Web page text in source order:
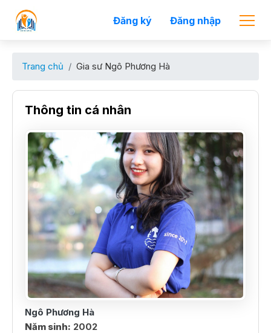
Đăng ký Đăng nhập
Trang chủ Gia sư Ngô Phương Hà
Thông tin cá nhân
Ngô Phương Hà
Năm sinh: 2002